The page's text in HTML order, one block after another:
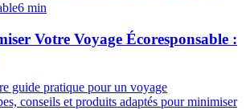
6 min
Votre Voyage Écoresponsable :
guide pratique pour un voyage
conseils et produits adaptés pour minimiser